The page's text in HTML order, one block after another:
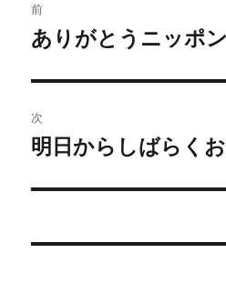
稿
ビ
ゲ
ー
前
前
投
稿:
ありがとうニッポン
次
次
投
明日からしばらく